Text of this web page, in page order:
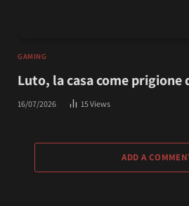
GAMING
Luto, la casa come prigione
16/07/2026 15Views
ADD A